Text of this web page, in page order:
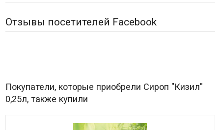
Отзывы посетителей Facebook
Покупатели, которые приобрели Сироп "Кизил"
0,25л, также купили